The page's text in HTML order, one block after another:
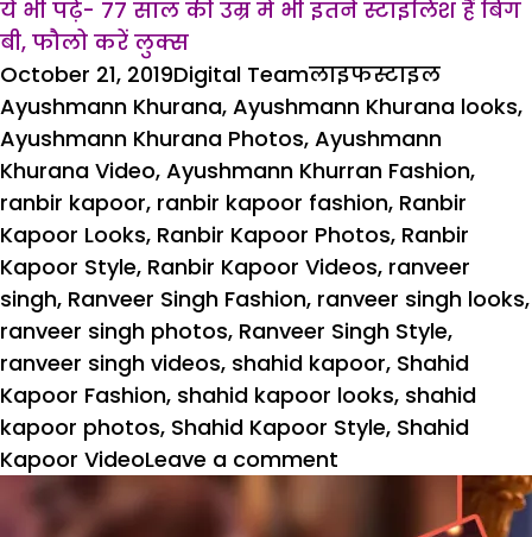
ये भी पढ़ें- 77 साल की उम्र में भी इतने स्टाइलिश हैं बिग
बी, फौलो करें लुक्स
Posted
on
October 21, 2019Author
Digital TeamCategories
लाइफस्टाइलTags
Ayushmann Khurana, Ayushmann Khurana looks,
Ayushmann Khurana Photos, Ayushmann
Khurana Video, Ayushmann Khurran Fashion,
ranbir kapoor, ranbir kapoor fashion, Ranbir
Kapoor Looks, Ranbir Kapoor Photos, Ranbir
Kapoor Style, Ranbir Kapoor Videos, ranveer
singh, Ranveer Singh Fashion, ranveer singh looks,
ranveer singh photos, Ranveer Singh Style,
ranveer singh videos, shahid kapoor, Shahid
Kapoor Fashion, shahid kapoor looks, shahid
kapoor photos, Shahid Kapoor Style, Shahid
Kapoor VideoLeave a comment